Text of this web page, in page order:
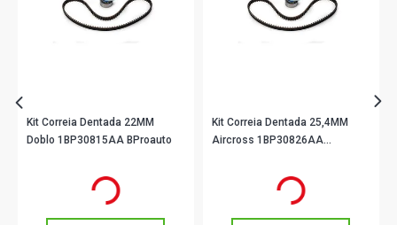
Kit Correia Dentada 22MM
Doblo 1BP30815AA BProauto
em até 5x de
Kit Correia Dentada 25,4MM
Aircross 1BP30826AA
em até 10x de